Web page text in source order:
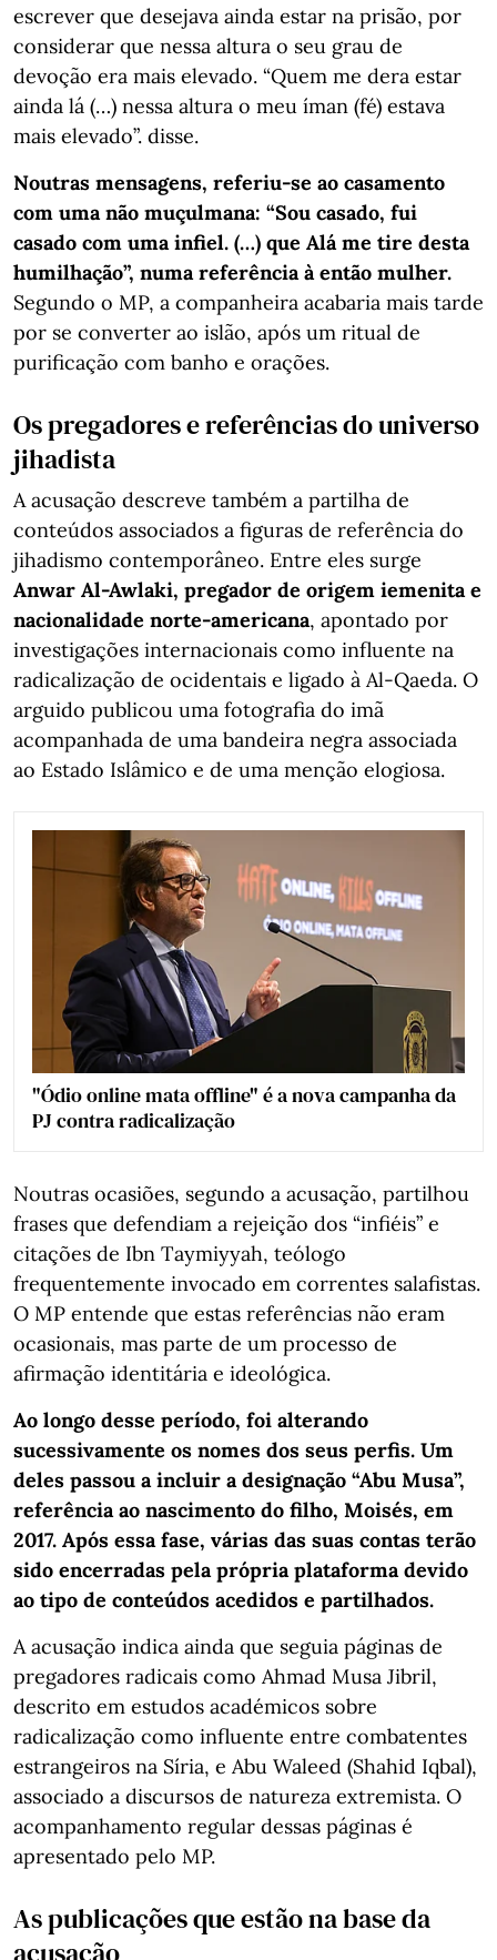
escrever que desejava ainda estar na prisão, por
considerar que nessa altura o seu grau de
devoção era mais elevado. “Quem me dera estar
ainda lá (…) nessa altura o meu íman (fé) estava
mais elevado”. disse.
Noutras mensagens, referiu-se ao casamento
com uma não muçulmana: “Sou casado, fui
casado com uma infiel. (…) que Alá me tire desta
humilhação”, numa referência à então mulher.
Segundo o MP, a companheira acabaria mais tarde
por se converter ao islão, após um ritual de
purificação com banho e orações.
Os pregadores e referências do universo
jihadista
A acusação descreve também a partilha de
conteúdos associados a figuras de referência do
jihadismo contemporâneo. Entre eles surge
Anwar Al-Awlaki, pregador de origem iemenita e
nacionalidade norte-americana, apontado por
investigações internacionais como influente na
radicalização de ocidentais e ligado à Al-Qaeda. O
arguido publicou uma fotografia do imã
acompanhada de uma bandeira negra associada
ao Estado Islâmico e de uma menção elogiosa.
"Ódio online mata offline" é a nova campanha da
PJ contra radicalização
Noutras ocasiões, segundo a acusação, partilhou
frases que defendiam a rejeição dos “infiéis” e
citações de Ibn Taymiyyah, teólogo
frequentemente invocado em correntes salafistas.
O MP entende que estas referências não eram
ocasionais, mas parte de um processo de
afirmação identitária e ideológica.
Ao longo desse período, foi alterando
sucessivamente os nomes dos seus perfis. Um
deles passou a incluir a designação “Abu Musa”,
referência ao nascimento do filho, Moisés, em
2017. Após essa fase, várias das suas contas terão
sido encerradas pela própria plataforma devido
ao tipo de conteúdos acedidos e partilhados.
A acusação indica ainda que seguia páginas de
pregadores radicais como Ahmad Musa Jibril,
descrito em estudos académicos sobre
radicalização como influente entre combatentes
estrangeiros na Síria, e Abu Waleed (Shahid Iqbal),
associado a discursos de natureza extremista. O
acompanhamento regular dessas páginas é
apresentado pelo MP.
As publicações que estão na base da